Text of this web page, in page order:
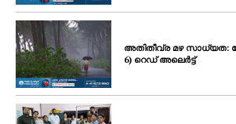
അതിതീവ്ര മഴ സാധ്യത:
6) റെഡ് അലെർട്ട്